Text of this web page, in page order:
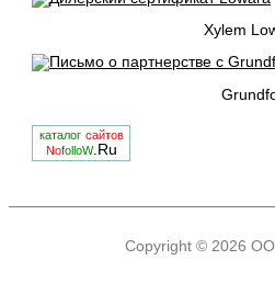
Xylem
каталог сайтов
NofolloW.Ru
Copyright © 2026